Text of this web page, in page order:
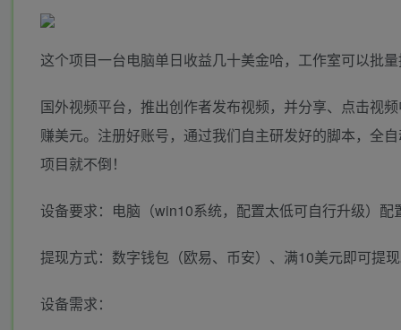
这个项目一台电脑单日收益几十美金哈，工作室可以批
国外视频平台，推出创作者发布视频，并分享、点击视
赚美元。注册好账号，通过我们自主研发好的脚本，全
项目就不倒！
设备要求：电脑（win10系统，配置太低可自行升级）配
提现方式：数字钱包（欧易、币安）、满10美元即可提
设备需求：